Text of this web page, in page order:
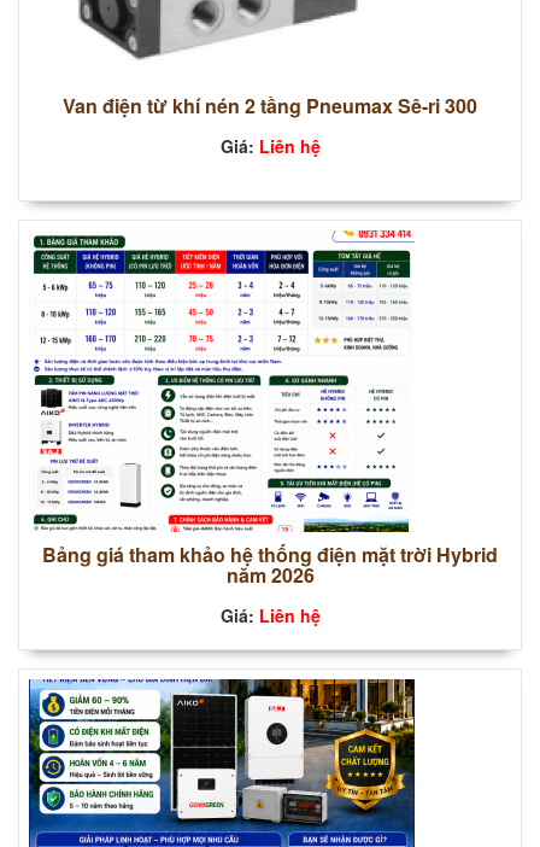
Van điện từ khí nén 2 tầng Pneumax Sê-ri 300
Giá: Liên hệ
Bảng giá tham khảo hệ thống điện mặt trời Hybrid
năm 2026
Giá: Liên hệ